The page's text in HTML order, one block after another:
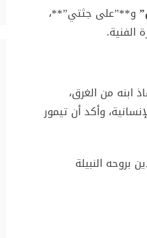
و**”على جثتي”**،
الفنية.
ابنه من الغرق،
وأكد أن تيمور
النبيلة